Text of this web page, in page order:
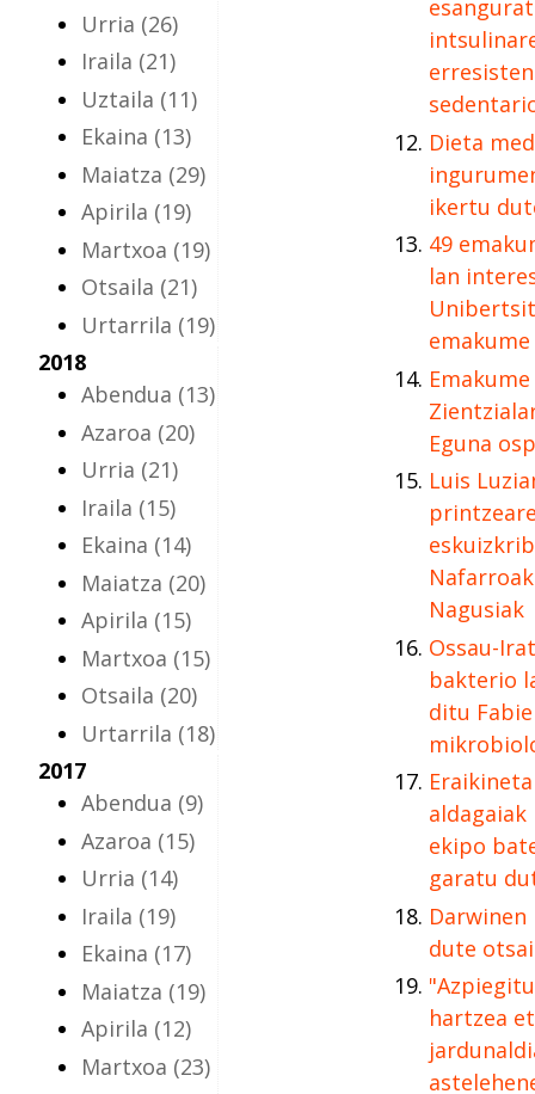
Urria (26)
Iraila (21)
Uztaila (11)
Ekaina (13)
Maiatza (29)
Apirila (19)
Martxoa (19)
Otsaila (21)
Urtarrila (19)
2018
Abendua (13)
Azaroa (20)
Urria (21)
Iraila (15)
Ekaina (14)
Maiatza (20)
Apirila (15)
Martxoa (15)
Otsaila (20)
Urtarrila (18)
2017
Abendua (9)
Azaroa (15)
Urria (14)
Iraila (19)
Ekaina (17)
Maiatza (19)
Apirila (12)
Martxoa (23)
Dieta
ikertu
49
lan
Eguna
Luis
Nagusiak
Ossau-
bakterio
ditu
ekipo
garatu
Darwinen
dute
hartzea